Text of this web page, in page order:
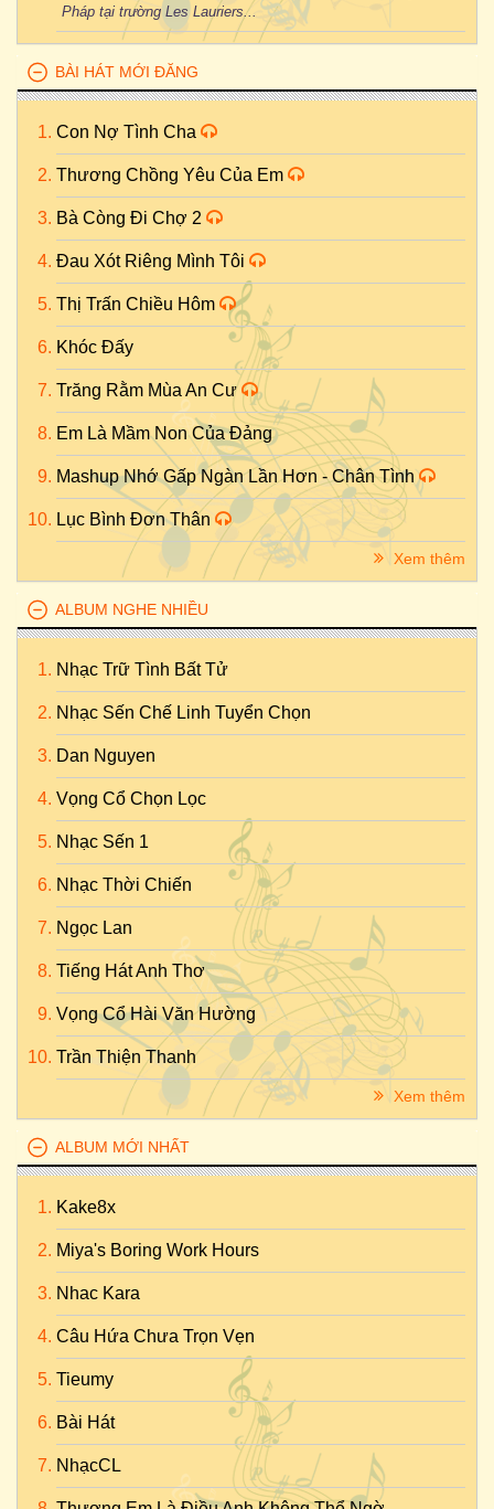
Pháp tại trường Les Lauriers...
BÀI HÁT MỚI ĐĂNG
Con Nợ Tình Cha
Thương Chồng Yêu Của Em
Bà Còng Đi Chợ 2
Đau Xót Riêng Mình Tôi
Thị Trấn Chiều Hôm
Khóc Đấy
Trăng Rằm Mùa An Cư
Em Là Mầm Non Của Đảng
Mashup Nhớ Gấp Ngàn Lần Hơn - Chân Tình
Lục Bình Đơn Thân
Xem thêm
ALBUM NGHE NHIỀU
Nhạc Trữ Tình Bất Tử
Nhạc Sến Chế Linh Tuyển Chọn
Dan Nguyen
Vọng Cổ Chọn Lọc
Nhạc Sến 1
Nhạc Thời Chiến
Ngọc Lan
Tiếng Hát Anh Thơ
Vọng Cổ Hài Văn Hường
Trần Thiện Thanh
Xem thêm
ALBUM MỚI NHẤT
Kake8x
Miya's Boring Work Hours
Nhac Kara
Câu Hứa Chưa Trọn Vẹn
Tieumy
Bài Hát
NhạcCL